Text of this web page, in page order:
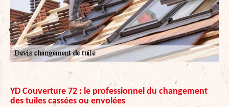
YD Couverture 72 : le professionnel du changement
des tuiles cassées ou envolées